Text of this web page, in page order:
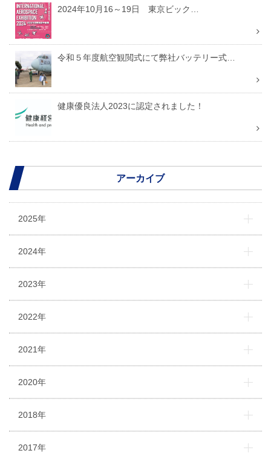
ン
2024年10月16～19日 東京ビック…
令和５年度航空観閲式にて弊社バッテリー式…
健康優良法人2023に認定されました！
アーカイブ
2025年
2024年
2023年
2022年
2021年
2020年
2018年
2017年